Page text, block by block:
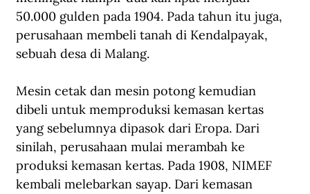
50.000 gulden pada 1904. Pada tahun itu juga,
perusahaan membeli tanah di Kendalpayak,
sebuah desa di Malang.
Mesin cetak dan mesin potong kemudian
dibeli untuk memproduksi kemasan kertas
yang sebelumnya dipasok dari Eropa. Dari
sinilah, perusahaan mulai merambah ke
produksi kemasan kertas. Pada 1908, NIMEF
kembali melebarkan sayap. Dari kemasan